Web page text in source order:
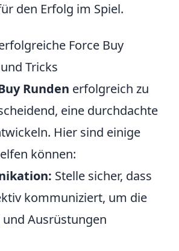
den Erfolg im Spiel.
Force Buy
Tricks
Runden erfolgreich zu
eine durchdachte
Hier sind einige
können:
Stelle sicher, dass
kommuniziert, um die
Ausrüstungen